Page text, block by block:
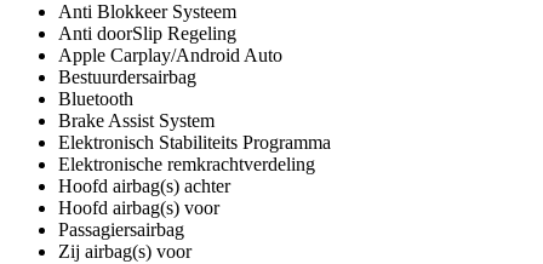
Anti Blokkeer Systeem
Anti doorSlip Regeling
Apple Carplay/Android Auto
Bestuurdersairbag
Bluetooth
Brake Assist System
Elektronisch Stabiliteits Programma
Elektronische remkrachtverdeling
Hoofd airbag(s) achter
Hoofd airbag(s) voor
Passagiersairbag
Zij airbag(s) voor